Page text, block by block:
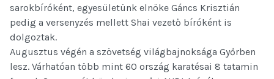
sarokbíróként, egyesületünk elnöke Gáncs Krisztián
pedig a versenyzés mellett Shai vezető bíróként is
dolgoztak.
Augusztus végén a szövetség világbajnoksága Győrben
lesz. Várhatóan több mint 60 ország karatésai 8 tatamin